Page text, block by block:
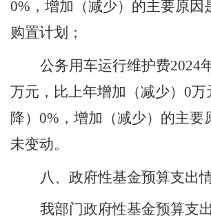
0%， 增加（减少）的主要原因
购置计划 ；
公务用车运行维护费2024
万元，比上年增加（减少） 0万
降） 0%， 增加（减少）的主要
未变动。
八、政府性基金预算支出
我部门政府性基金预算支